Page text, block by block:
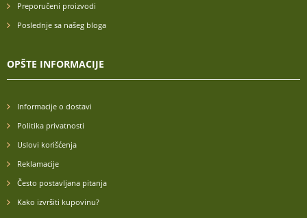
Preporučeni proizvodi
Poslednje sa našeg bloga
OPŠTE INFORMACIJE
Informacije o dostavi
Politika privatnosti
Uslovi korišćenja
Reklamacije
Često postavljana pitanja
Kako izvršiti kupovinu?